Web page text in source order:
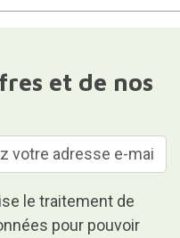
et de nos
le traitement de
pour pouvoir